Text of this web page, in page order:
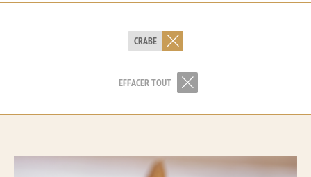
CRABE
EFFACER TOUT